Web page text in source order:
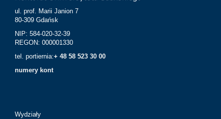
ul. prof. Marii Janion 7
80-309 Gdańsk
NIP: 584-020-32-39
REGON: 000001330
tel. portiernia:+ 48 58 523 30 00
numery kont
Wydziały